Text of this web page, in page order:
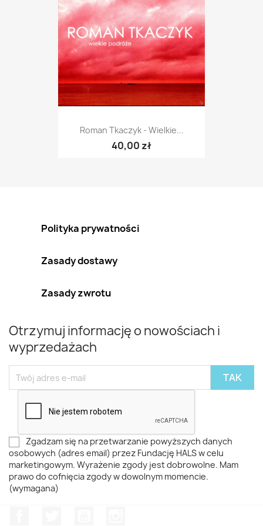
Roman Tkaczyk - Wielkie...
40,00 zł
Polityka prywatności
Zasady dostawy
Zasady zwrotu
Otrzymuj informację o nowościach i
wyprzedażach
Zgadzam się na przetwarzanie powyższych danych
osobowych (adres email) przez Fundację HALS w celu
marketingowym. Wyrażenie zgody jest dobrowolne. Mam
prawo do cofnięcia zgody w dowolnym momencie.
(wymagana)